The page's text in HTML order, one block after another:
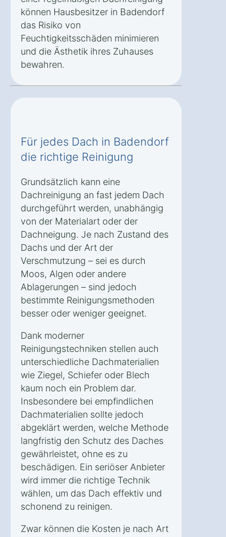
können Hausbesitzer in Badendorf
das Risiko von
Feuchtigkeitsschäden minimieren
und die Ästhetik ihres Zuhauses
bewahren.
Für jedes Dach in Badendorf
die richtige Reinigung
Grundsätzlich kann eine
Dachreinigung an fast jedem Dach
durchgeführt werden, unabhängig
von der Materialart oder der
Dachneigung. Je nach Zustand des
Dachs und der Art der
Verschmutzung – sei es durch
Moos, Algen oder andere
Ablagerungen – sind jedoch
bestimmte Reinigungsmethoden
besser oder weniger geeignet.
Dank moderner
Reinigungstechniken stellen auch
unterschiedliche Dachmaterialien
wie Ziegel, Schiefer oder Blech
kaum noch ein Problem dar.
Insbesondere bei empfindlichen
Dachmaterialien sollte jedoch
abgeklärt werden, welche Methode
langfristig den Schutz des Daches
gewährleistet, ohne es zu
beschädigen. Ein seriöser Anbieter
wird immer die richtige Technik
wählen, um das Dach effektiv und
schonend zu reinigen.
Zwar können die Kosten je nach Art